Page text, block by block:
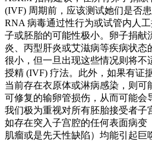
(IVF) 周期前，应该测试她们是否
RNA 病毒通过性行为或试管内人
子或胚胎的可能性极小。卵子捐献
炎、丙型肝炎或艾滋病等疾病状态
很小，但一旦出现这些情况则将不
授精 (IVF) 疗法。此外，如果有证
当前存在衣原体或淋病感染，则可
可修复的输卵管损伤，从而可能会
我们极为重视对所有胚胎接受者子
如存在突入子宫腔的任何表面病变
肌瘤或是先天性缺陷）均能引起巨